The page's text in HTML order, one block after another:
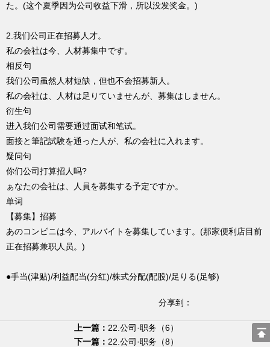
た。(这个夏季因为公司收益下滑，所以没发奖金。)
2.我们公司正在招募人才。
私の会社は今、人材募集中です。
相反句
我们公司虽然人材短缺，但也不会招募新人。
私の会社は、人材は足りていませんが、募集はしません。
衍生句
进入我们公司需要通过面试和笔试。
面接と筆記試験を通った人が、私の会社に入れます。
疑问句
你们公司打算招人吗?
ぁなたの会社は、人員を募集する予定ですか。
单词
【募集】招募
あのコンビニは今、アルバイトを募集しています。(那家便利店目前
正在招募兼职人员。)
●手当(津贴)/利益配当(分红)/株式分配(配股)/足りる(足够)
分享到：
上一篇： 22.公司·职务（6）
下一篇： 22.公司·职务（8）